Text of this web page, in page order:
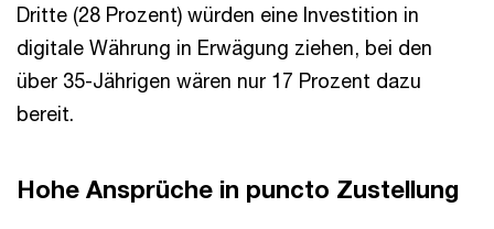
Dritte (28 Prozent) würden eine Investition in
digitale Währung in Erwägung ziehen, bei den
über 35-Jährigen wären nur 17 Prozent dazu
bereit.
Hohe Ansprüche in puncto Zustellung